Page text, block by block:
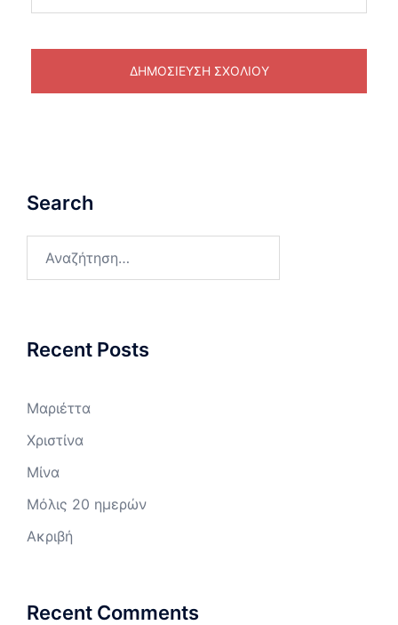
Search
Recent Posts
Μαριέττα
Χριστίνα
Μίνα
Μόλις 20 ημερών
Ακριβή
Recent Comments